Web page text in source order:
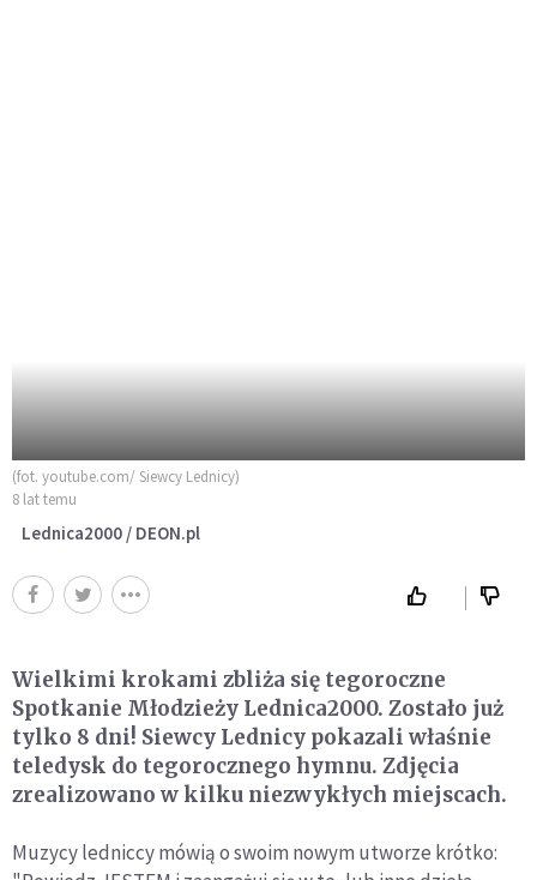
(fot. youtube.com/ Siewcy Lednicy)
8 lat temu
Lednica2000 / DEON.pl
Wielkimi krokami zbliża się tegoroczne
Spotkanie Młodzieży Lednica2000. Zostało już
tylko 8 dni! Siewcy Lednicy pokazali właśnie
teledysk do tegorocznego hymnu. Zdjęcia
zrealizowano w kilku niezwykłych miejscach.
Muzycy ledniccy mówią o swoim nowym utworze krótko: